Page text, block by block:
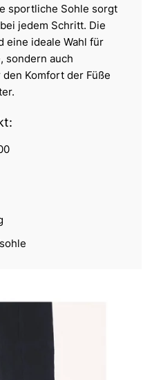
sportliche Sohle sorgt
jedem Schritt. Die
eine ideale Wahl für
sondern auch
Komfort der Füße